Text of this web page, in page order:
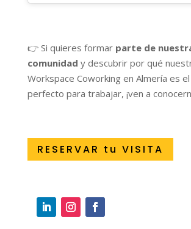
👉 Si quieres formar parte de
comunidad y descubrir por qué
Workspace Coworking en Almería es
perfecto para trabajar, ¡ven a
RESERVAR tu VISITA